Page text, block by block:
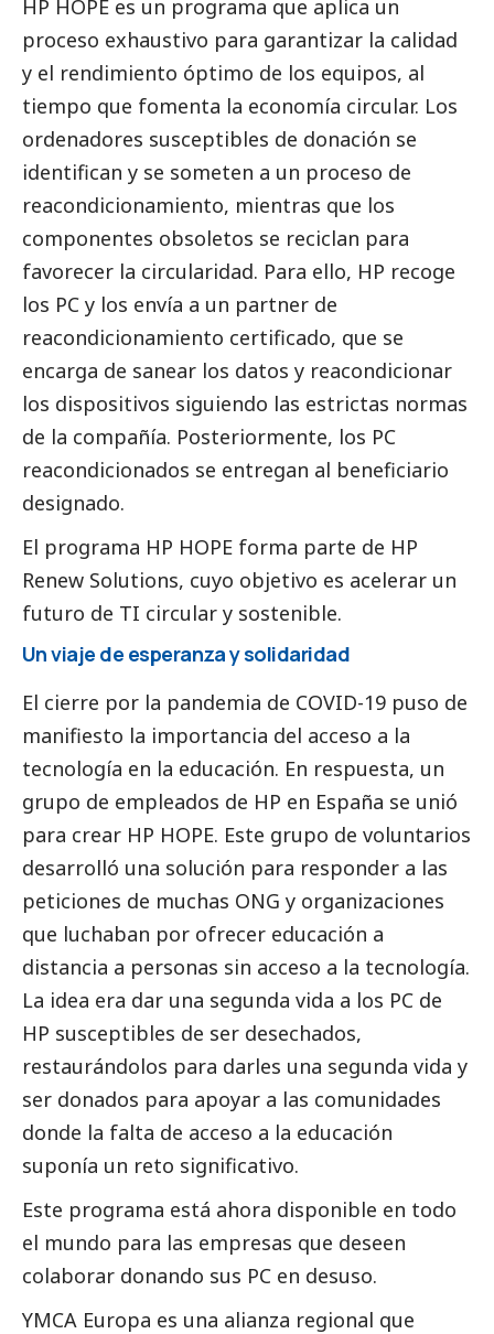
HP HOPE es un programa que aplica un
proceso exhaustivo para garantizar la calidad
y el rendimiento óptimo de los equipos, al
tiempo que fomenta la economía circular. Los
ordenadores susceptibles de donación se
identifican y se someten a un proceso de
reacondicionamiento, mientras que los
componentes obsoletos se reciclan para
favorecer la circularidad. Para ello, HP recoge
los PC y los envía a un partner de
reacondicionamiento certificado, que se
encarga de sanear los datos y reacondicionar
los dispositivos siguiendo las estrictas normas
de la compañía. Posteriormente, los PC
reacondicionados se entregan al beneficiario
designado.
El programa HP HOPE forma parte de HP
Renew Solutions, cuyo objetivo es acelerar un
futuro de TI circular y sostenible.
Un viaje de esperanza y solidaridad
El cierre por la pandemia de COVID-19 puso de
manifiesto la importancia del acceso a la
tecnología en la educación. En respuesta, un
grupo de empleados de HP en España se unió
para crear HP HOPE. Este grupo de voluntarios
desarrolló una solución para responder a las
peticiones de muchas ONG y organizaciones
que luchaban por ofrecer educación a
distancia a personas sin acceso a la tecnología.
La idea era dar una segunda vida a los PC de
HP susceptibles de ser desechados,
restaurándolos para darles una segunda vida y
ser donados para apoyar a las comunidades
donde la falta de acceso a la educación
suponía un reto significativo.
Este programa está ahora disponible en todo
el mundo para las empresas que deseen
colaborar donando sus PC en desuso.
YMCA Europa es una alianza regional que